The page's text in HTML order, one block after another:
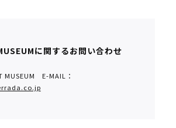
に関するお問い合わせ
MUSEUM E-MAIL：